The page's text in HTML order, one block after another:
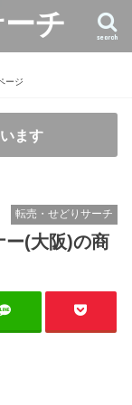
チ search
ージ
ます
転売・せどりサーチ
(大阪)の商